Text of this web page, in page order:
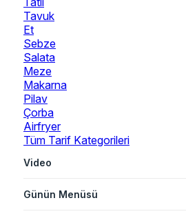
Tavuk
Et
Sebze
Salata
Meze
Makarna
Pilav
Çorba
Airfryer
Tüm Tarif Kategorileri
Video
Günün Menüsü